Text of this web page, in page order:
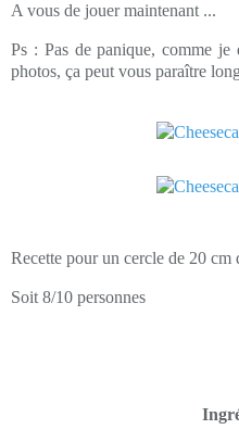
A vous de jouer maintenant ...
Ps : Pas de panique, comme je
photos, ça peut vous paraître
Recette pour un cercle de 20 cm
Soit 8/10 personnes